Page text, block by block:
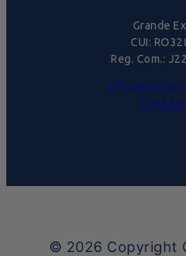
Grande
CUI:
Reg. Com.:
© 2026 Copyright